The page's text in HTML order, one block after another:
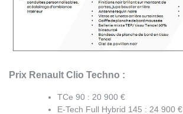
Prix Renault Clio Techno :
TCe 90 : 20 900 €
E-Tech Full Hybrid 145 : 24 900 €